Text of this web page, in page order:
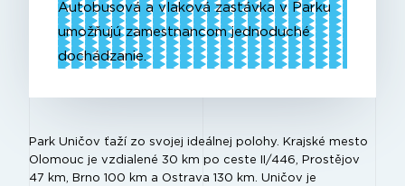
Autobusová a vlaková zastávka v Parku
umožňujú zamestnancom jednoduché
dochádzanie.
Park Uničov ťaží zo svojej ideálnej polohy. Krajské mesto
Olomouc je vzdialené 30 km po ceste II/446, Prostějov
47 km, Brno 100 km a Ostrava 130 km. Uničov je